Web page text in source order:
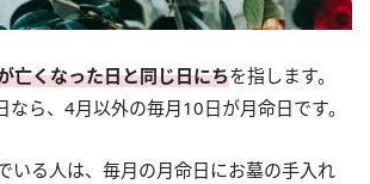
亡くなった日と同じ日にちを指します。
ら、4月以外の毎月10日が月命日です。
いる人は、毎月の月命日にお墓の手入れ